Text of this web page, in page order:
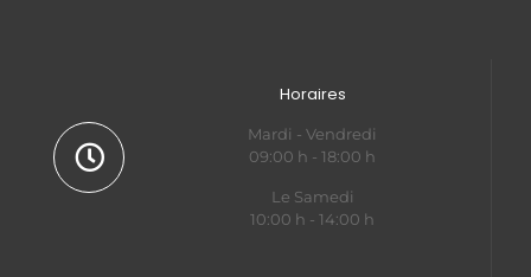
Horaires
Mardi - Vendredi
09:00 h - 18:00 h
Le Samedi
10:00 h - 14:00 h